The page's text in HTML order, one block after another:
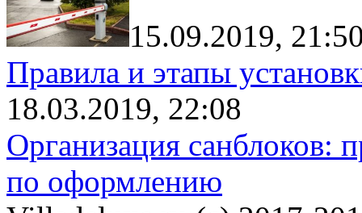
15.09.2019,
Правила и этапы
18.03.2019, 22:08
Организация санблоков:
по оформлению